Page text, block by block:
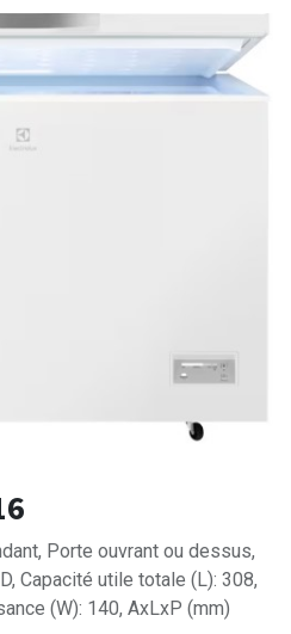
Porte ouvrant ou dessus,
Capacité utile totale (L): 308,
(W): 140, AxLxP (mm)